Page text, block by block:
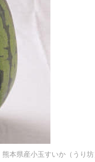
熊本県産小玉すいか（うり坊